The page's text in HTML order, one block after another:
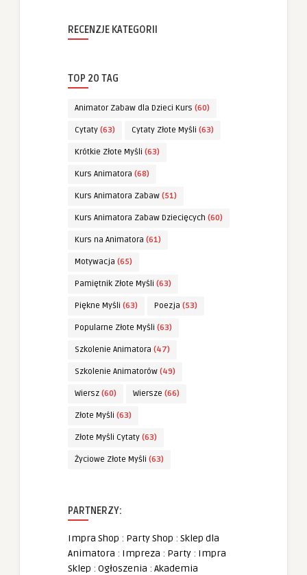
RECENZJE KATEGORII
TOP 20 TAG
Animator Zabaw dla Dzieci Kurs (60)
Cytaty (63) Cytaty Złote Myśli (63)
Krótkie Złote Myśli (63)
Kurs Animatora (68)
Kurs Animatora Zabaw (51)
Kurs Animatora Zabaw Dziecięcych (60)
Kurs na Animatora (61)
Motywacja (65)
Pamiętnik Złote Myśli (63)
Piękne Myśli (63) Poezja (53)
Popularne Złote Myśli (63)
Szkolenie Animatora (47)
Szkolenie Animatorów (49)
Wiersz (60) Wiersze (66)
Złote Myśli (63)
Złote Myśli Cytaty (63)
Życiowe Złote Myśli (63)
PARTNERZY:
Impra Shop : Party Shop : Sklep dla
Animatora : Impreza : Party : Impra
Sklep : Ogłoszenia : Akademia